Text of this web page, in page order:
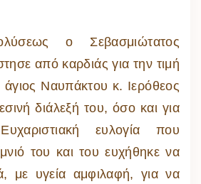
ο Σεβασμιώτατος
από καρδιάς για την τιμή
Ναυπάκτου κ. Ιερόθεος
διάλεξή του, όσο και για
ευλογία που
του και του ευχήθηκε να
με υγεία αμφιλαφή, για να